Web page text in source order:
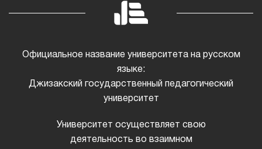
Официальное название университета на русском
языке:
Джизакский государственный педагогический
университет
Университет осуществляет свою
деятельность во взаимном